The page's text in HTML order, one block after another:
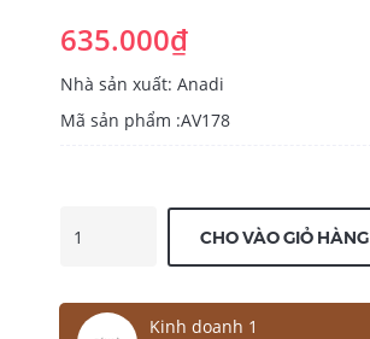
635.000₫
Nhà sản xuất: Anadi
Mã sản phẩm :AV178
CHO VÀO GIỎ HÀNG
Kinh doanh 1